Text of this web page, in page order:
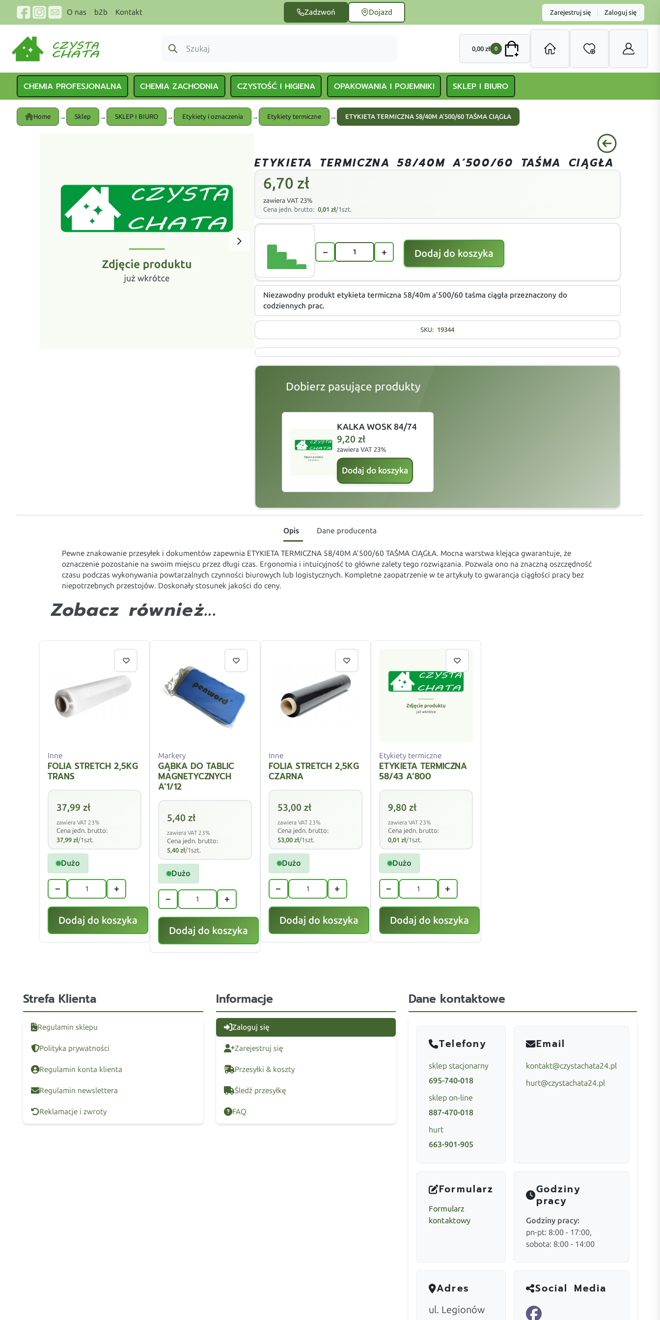
O nas b2b Kontakt Zadzwoń Dojazd Zarejestruj się Zaloguj się
0,00 zł 0
CHEMIA PROFESJONALNA CHEMIA ZACHODNIA CZYSTOŚĆ I HIGIENA OPAKOWANIA I POJEMNIKI SKLEP I BIURO
Home → Sklep → SKLEP I BIURO → Etykiety i oznaczenia → Etykiety termiczne → ETYKIETA TERMICZNA 58/40M A’500/60 TAŚMA CIĄGŁA
ETYKIETA TERMICZNA 58/40M A’500/60 TAŚMA CIĄGŁA
6,70 zł
zawiera VAT 23%
Cena jedn. brutto: 0,01zł/1szt.
− + Dodaj do koszyka
Niezawodny produkt etykieta termiczna 58/40m a’500/60 taśma ciągła przeznaczony do
codziennych prac.
SKU: 19344
Dobierz pasujące produkty
slide
KALKA WOSK 84/74
9,20zł
zawiera VAT 23%
Dodaj do koszyka
Opis Dane producenta
Pewne znakowanie przesyłek i dokumentów zapewnia ETYKIETA TERMICZNA 58/40M A’500/60 TAŚMA CIĄGŁA. Mocna warstwa klejąca gwarantuje, że
oznaczenie pozostanie na swoim miejscu przez długi czas. Ergonomia i intuicyjność to główne zalety tego rozwiązania. Pozwala ono na znaczną oszczędność
czasu podczas wykonywania powtarzalnych czynności biurowych lub logistycznych. Kompletne zaopatrzenie w te artykuły to gwarancja ciągłości pracy bez
niepotrzebnych przestojów. Doskonały stosunek jakości do ceny.
Zobacz również...
Inne
FOLIA STRETCH 2,5KG
TRANS
37,99zł
zawiera VAT 23%
Cena jedn. brutto:
37,99zł/1szt.
Dużo
− +
Dodaj do koszyka
Markery
GĄBKA DO TABLIC
MAGNETYCZNYCH
A’1/12
5,40zł
zawiera VAT 23%
Cena jedn. brutto:
5,40zł/1szt.
Dużo
− +
Dodaj do koszyka
Inne
FOLIA STRETCH 2,5KG
CZARNA
53,00 zł
zawiera VAT 23%
Cena jedn. brutto:
53,00 zł/1szt.
Dużo
− +
Dodaj do koszyka
Etykiety termiczne
ETYKIETA TERMICZNA
58/43 A’800
9,80 zł
zawiera VAT 23%
Cena jedn. brutto:
0,01 zł/1szt.
Dużo
− +
Dodaj do koszyka
Strefa Klienta
Regulamin sklepu
Polityka prywatności
Regulamin konta klienta
Regulamin newslettera
Reklamacje i zwroty
Informacje
Zaloguj się
Zarejestruj się
Przesyłki & koszty
Śledź przesyłkę
FAQ
Dane kontaktowe
Telefony
sklep stacjonarny
695-740-018
sklep on-line
887-470-018
hurt
663-901-905
Email
kontakt@czystachata24.pl
hurt@czystachata24.pl
Formularz
Formularz
kontaktowy
Godziny
pracy
Godziny pracy:
pn-pt: 8:00 - 17:00,
sobota: 8:00 - 14:00
Adres
ul. Legionów
Social Media